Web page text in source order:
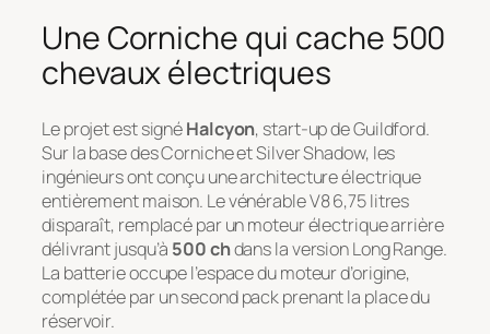
Une Corniche qui cache 500
chevaux électriques
Le projet est signéHalcyon, start-up de Guildford.
Sur la base des Corniche et Silver Shadow, les
ingénieurs ont conçu une architecture électrique
entièrement maison. Le vénérable V8 6,75 litres
disparaît, remplacé par un moteur électrique arrière
délivrant jusqu’à 500 chdans la version Long Range.
La batterie occupe l’espace du moteur d’origine,
complétée par un second pack prenant la place du
réservoir.